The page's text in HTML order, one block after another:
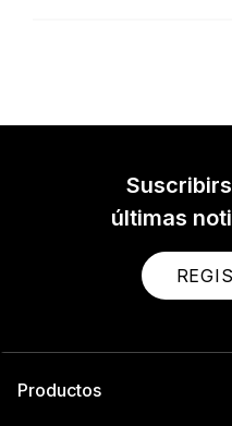
últimas
Productos